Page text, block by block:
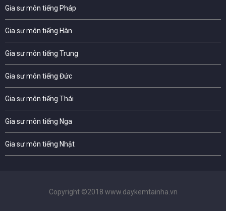
Gia sư môn tiếng Pháp
Gia sư môn tiếng Hàn
Gia sư môn tiếng Trung
Gia sư môn tiếng Đức
Gia sư môn tiếng Thái
Gia sư môn tiếng Nga
Gia sư môn tiếng Nhật
Copyright ©2018 www.daykemtainha.vn